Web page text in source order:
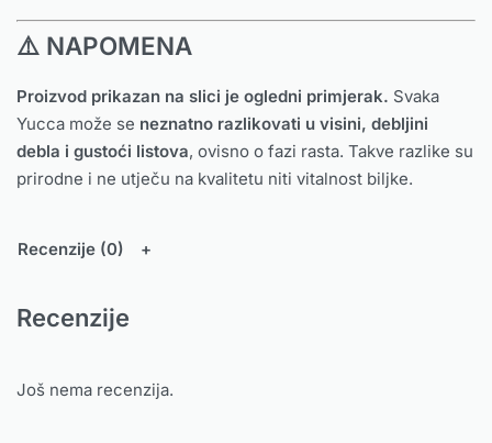
⚠️ NAPOMENA
Proizvod prikazan na slici je ogledni primjerak. Svaka
Yucca može se neznatno razlikovati u visini, debljini
debla i gustoći listova, ovisno o fazi rasta. Takve razlike su
prirodne i ne utječu na kvalitetu niti vitalnost biljke.
Recenzije (0)
Recenzije
Još nema recenzija.